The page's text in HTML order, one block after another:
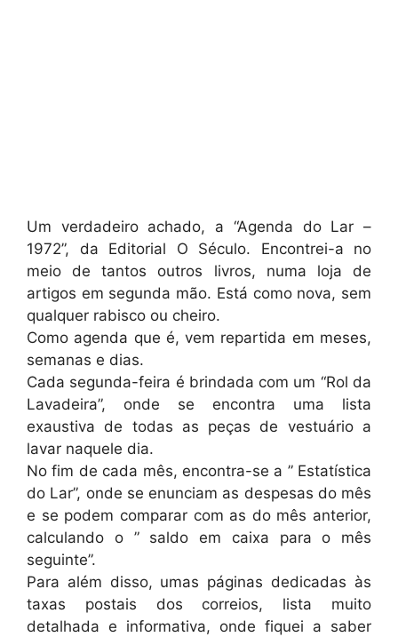
Um verdadeiro achado, a “Agenda do Lar –
1972”, da Editorial O Século. Encontrei-a no
meio de tantos outros livros, numa loja de
artigos em segunda mão. Está como nova, sem
qualquer rabisco ou cheiro.
Como agenda que é, vem repartida em meses,
semanas e dias.
Cada segunda-feira é brindada com um “Rol da
Lavadeira”, onde se encontra uma lista
exaustiva de todas as peças de vestuário a
lavar naquele dia.
No fim de cada mês, encontra-se a ” Estatística
do Lar”, onde se enunciam as despesas do mês
e se podem comparar com as do mês anterior,
calculando o ” saldo em caixa para o mês
seguinte”.
Para além disso, umas páginas dedicadas às
taxas postais dos correios, lista muito
detalhada e informativa, onde fiquei a saber